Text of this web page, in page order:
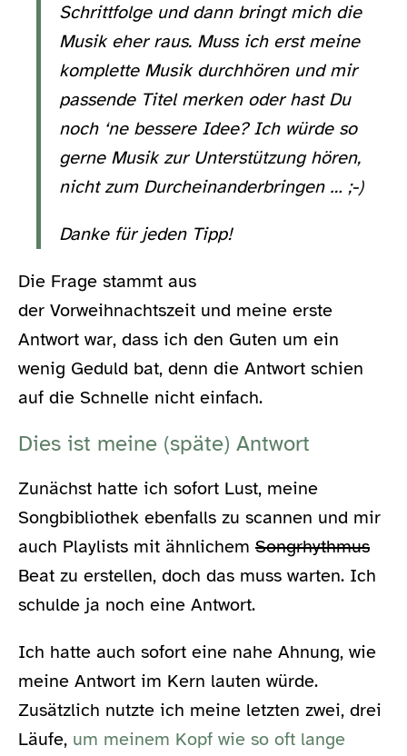
Schrittfolge und dann bringt mich die
Musik eher raus. Muss ich erst meine
komplette Musik durchhören und mir
passende Titel merken oder hast Du
noch ‘ne bessere Idee? Ich würde so
gerne Musik zur Unterstützung hören,
nicht zum Durcheinanderbringen … ;-)
Danke für jeden Tipp!
Die Frage stammt aus
der Vorweihnachtszeit und meine erste
Antwort war, dass ich den Guten um ein
wenig Geduld bat, denn die Antwort schien
auf die Schnelle nicht einfach.
Dies ist meine (späte) Antwort
Zunächst hatte ich sofort Lust, meine
Songbibliothek ebenfalls zu scannen und mir
auch Playlists mit ähnlichem Songrhythmus
Beat zu erstellen, doch das muss warten. Ich
schulde ja noch eine Antwort.
Ich hatte auch sofort eine nahe Ahnung, wie
meine Antwort im Kern lauten würde.
Zusätzlich nutzte ich meine letzten zwei, drei
Läufe, um meinem Kopf wie so oft lange